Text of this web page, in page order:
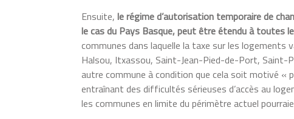
Ensuite,le régime d’autorisation temporaire de
le cas du Pays Basque, peut être étendu à toutes
communes dans laquelle la taxe sur les logements
Halsou, Itxassou, Saint-Jean-Pied-de-Port, Saint-
autre commune à condition que cela soit motivé «
entraînant des difficultés sérieuses d’accès au
les communes en limite du périmètre actuel